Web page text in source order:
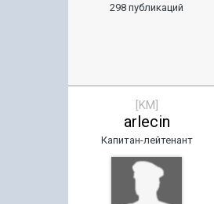
298 публикаций
[KM]
arlecin
Капитан-лейтенант